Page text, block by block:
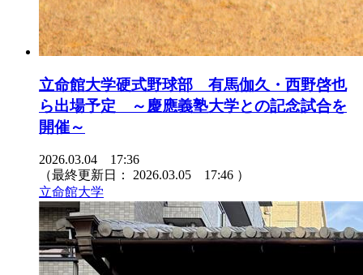
立命館大学硬式野球部 有馬伽久・西野啓也
ら出場予定 ～慶應義塾大学との記念試合を
開催～
2026.03.04 17:36
（最終更新日： 2026.03.05 17:46 ）
立命館大学